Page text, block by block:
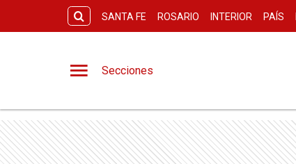
SANTA FE ROSARIO INTERIOR PAÍS
Secciones